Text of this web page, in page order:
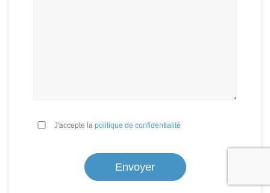
J'accepte la politique de confidentialité